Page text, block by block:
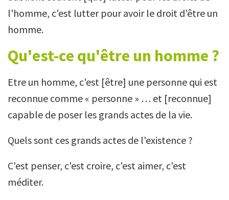
l'homme, c'est lutter pour avoir le droit d'être un
homme.
Qu'est-ce qu'être un homme ?
Etre un homme, c'est [être] une personne qui est
reconnue comme « personne » … et [reconnue]
capable de poser les grands actes de la vie.
Quels sont ces grands actes de l'existence ?
C'est penser, c'est croire, c'est aimer, c'est
méditer.